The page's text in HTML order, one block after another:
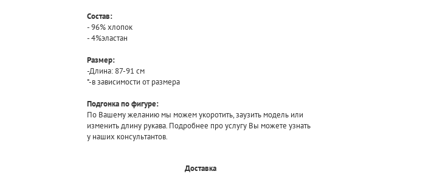
Состав:
- 96% хлопок
- 4%эластан
Размер:
-Длина: 87-91 см
*-в зависимости от размера
Подгонка по фигуре:
По Вашему желанию мы можем укоротить, заузить модель или
изменить длину рукава. Подробнее про услугу Вы можете узнать
у наших консультантов.
Доставка